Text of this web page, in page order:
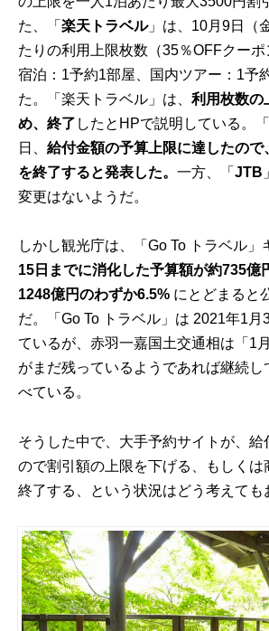
た、「楽天トラベル」は、10月9日（
たりの利用上限枚数（35％OFFクー
宿泊：1予約1部屋、国内ツアー：1予
た。「楽天トラベル」は、利用枚数の
め、終了 したとHPで説明している。「
日、給付金額の予算上限に達したので
を終了すると発表した。一方、「JTB
変更はないようだ。
しかし観光庁は、「Go To トラベル」
15日までに消化した予算額が約735億
1248億円のわずか6.5% にとどまると
だ。「Go To トラベル」は 2021年1月
ているが、赤羽一嘉国土交通相は「1
がまだ残っているようであれば継続し
べている。
そうした中で、大手予約サイトが、給
ので割引額の上限を下げる、もしくは
終了する、という状況はどう考えても